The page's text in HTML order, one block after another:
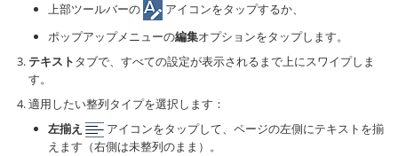
上部ツールバーの
アイコンをタップするか、
ポップアップメニューの編集オプションをタップします。
テキストタブで、すべての設定が表示されるまで上にスワイプしま
す。
適用したい整列タイプを選択します：
左揃え
アイコンをタップして、ページの左側にテキストを揃
えます（右側は未整列のまま）。